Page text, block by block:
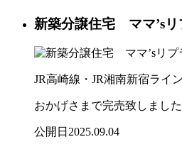
新築分譲住宅 ママ’sリ
JR高崎線・JR湘南新宿ライ
おかげさまで完売致しました
公開日 2025.09.04